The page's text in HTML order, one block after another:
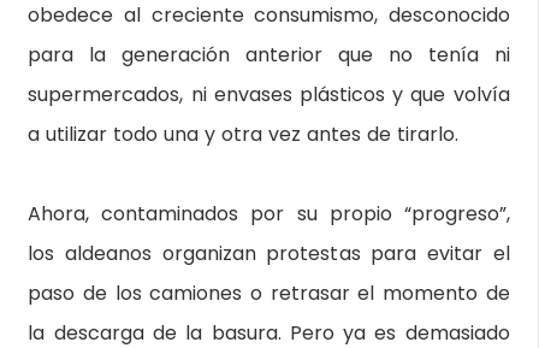
obedece al creciente consumismo, desconocido
para la generación anterior que no tenía ni
supermercados, ni envases plásticos y que volvía
a utilizar todo una y otra vez antes de tirarlo.
Ahora, contaminados por su propio “progreso”,
los aldeanos organizan protestas para evitar el
paso de los camiones o retrasar el momento de
la descarga de la basura. Pero ya es demasiado